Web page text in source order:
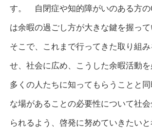
す。 自閉症や知的障がいのある方の
は余暇の過ごし方が大きな鍵を握って
そこで、これまで行ってきた取り組
せ、社会に広め、こうした余暇活動
多くの人たちに知ってもらうことと
な場があることの必要性について社
られるよう、啓発に努めていきたい